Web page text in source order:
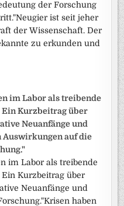
der Forschung
ist seit jeher
der Wissenschaft. Der
zu erkunden und
im Labor als treibende
Ein Kurzbeitrag über
Neuanfänge und
Auswirkungen auf die
im Labor als treibende
Kurzbeitrag über
Neuanfänge und
haben